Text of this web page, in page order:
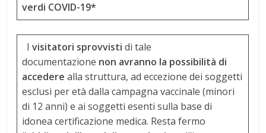
verdi COVID-19*
Ivisitatori sprovvistidi tale
documentazione non avranno la possibilità di
accedere alla struttura, ad eccezione dei soggetti
esclusi per età dalla campagna vaccinale (minori
di 12 anni) e ai soggetti esenti sulla base di
idonea certificazione medica. Resta fermo